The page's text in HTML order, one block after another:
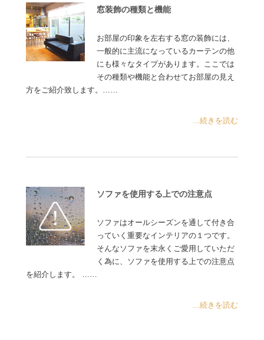
窓装飾の種類と機能
お部屋の印象を左右する窓の装飾には、
一般的に主流になっているカーテンの他
にも様々なタイプがあります。ここでは
その種類や機能と合わせてお部屋の見え
方をご紹介致します。……
...続きを読む
ソファを使用する上での注意点
ソファはオールシーズンを通して付き合
っていく重要なインテリアの１つです。
そんなソファを末永くご愛用していただ
く為に、ソファを使用する上での注意点
を紹介します。 ……
...続きを読む